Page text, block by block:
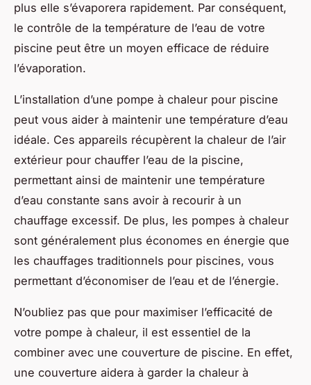
plus elle s’évaporera rapidement. Par conséquent,
le contrôle de la température de l’eau de votre
piscine peut être un moyen efficace de réduire
l’évaporation.
L’installation d’une pompe à chaleur pour piscine
peut vous aider à maintenir une température d’eau
idéale. Ces appareils récupèrent la chaleur de l’air
extérieur pour chauffer l’eau de la piscine,
permettant ainsi de maintenir une température
d’eau constante sans avoir à recourir à un
chauffage excessif. De plus, les pompes à chaleur
sont généralement plus économes en énergie que
les chauffages traditionnels pour piscines, vous
permettant d’économiser de l’eau et de l’énergie.
N’oubliez pas que pour maximiser l’efficacité de
votre pompe à chaleur, il est essentiel de la
combiner avec une couverture de piscine. En effet,
une couverture aidera à garder la chaleur à